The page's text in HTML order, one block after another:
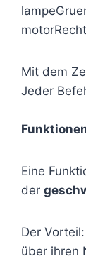
Mit dem
Jeder
Eine
der
Der
über ihren